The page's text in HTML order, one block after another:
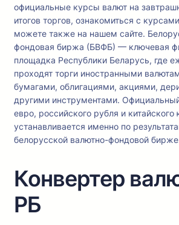
официальные курсы валют на
итогов торгов, ознакомиться с
можете также на нашем сайте.
фондовая биржа (БВФБ) — ключевая
площадка Республики Беларусь, где
проходят торги иностранными
бумагами, облигациями, акциями,
другими инструментами.
евро, российского рубля и китайского
устанавливается именно по
белорусской валютно-фондовой
Конвертер
РБ